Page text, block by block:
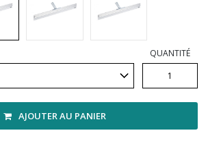
QUANTITÉ
AJOUTER AU PANIER